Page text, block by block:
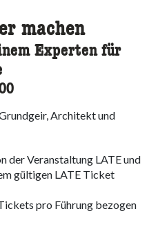
machen
Experten für
Architekt und
der Veranstaltung LATE und
gültigen LATE Ticket
pro Führung bezogen